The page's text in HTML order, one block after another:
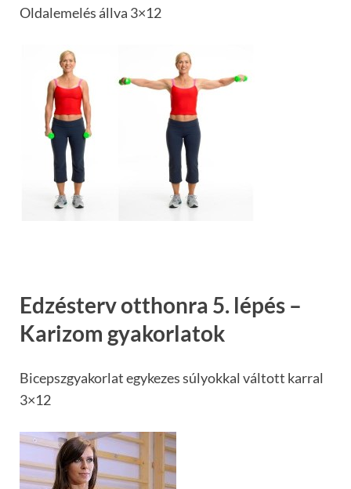
Oldalemelés állva 3×12
Edzésterv otthonra 5. lépés –
Karizom gyakorlatok
Bicepszgyakorlat egykezes súlyokkal váltott karral
3×12